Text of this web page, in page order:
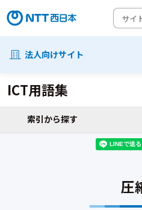
法人向けサイト
ICT用語集
索引から探す
圧